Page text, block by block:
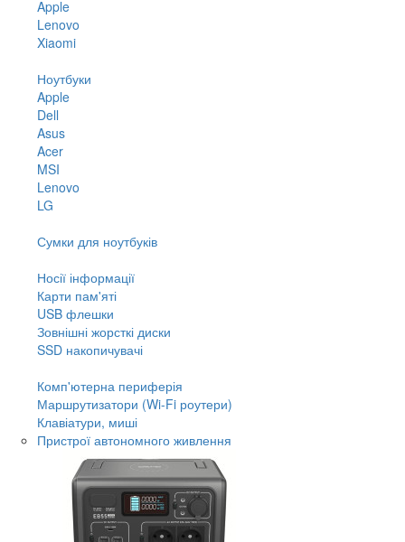
Apple
Lenovo
Xiaomi
Ноутбуки
Apple
Dell
Asus
Acer
MSI
Lenovo
LG
Сумки для ноутбуків
Носії інформації
Карти пам'яті
USB флешки
Зовнішні жорсткі диски
SSD накопичувачі
Комп'ютерна периферія
Маршрутизатори (Wi-Fi роутери)
Клавіатури, миші
Пристрої автономного живлення